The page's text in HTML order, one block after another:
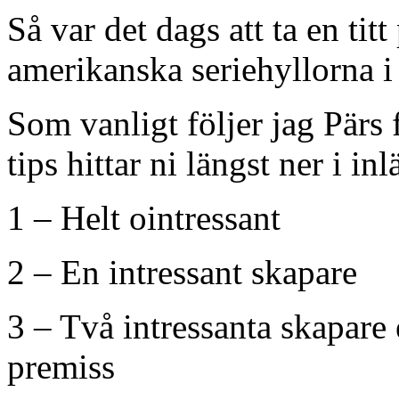
Så var det dags att ta en
amerikanska seriehyllorna
Som vanligt följer jag Pärs
tips hittar ni längst ner i
1 – Helt ointressant
2 – En intressant skapare
3 – Två intressanta
premiss